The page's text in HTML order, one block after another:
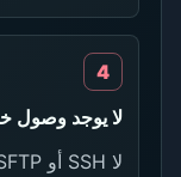
لا يوجد وصول